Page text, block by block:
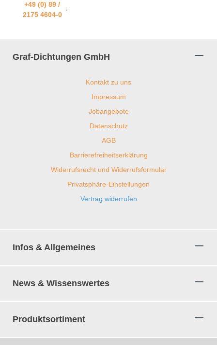
+49 (0) 89 /
2175 4604-0
Graf-Dichtungen GmbH
Kontakt zu uns
Impressum
Jobangebote
Datenschutz
AGB
Barrierefreiheitserklärung
Widerrufsrecht und Widerrufsformular
Privatsphäre-Einstellungen
Vertrag widerrufen
Infos & Allgemeines
News & Wissenswertes
Produktsortiment